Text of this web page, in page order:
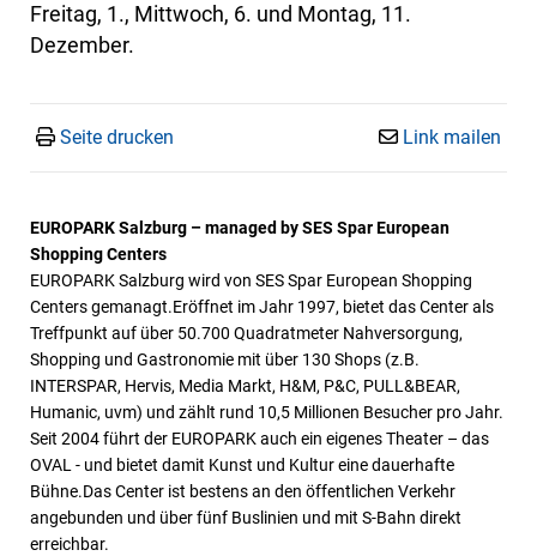
Freitag, 1., Mittwoch, 6. und Montag, 11.
Dezember.
Seite drucken Link mailen
EUROPARK Salzburg – managed by SES Spar European
Shopping Centers
EUROPARK Salzburg wird von SES Spar European Shopping
Centers gemanagt.Eröffnet im Jahr 1997, bietet das Center als
Treffpunkt auf über 50.700 Quadratmeter Nahversorgung,
Shopping und Gastronomie mit über 130 Shops (z.B.
INTERSPAR, Hervis, Media Markt, H&M, P&C, PULL&BEAR,
Humanic, uvm) und zählt rund 10,5 Millionen Besucher pro Jahr.
Seit 2004 führt der EUROPARK auch ein eigenes Theater – das
OVAL - und bietet damit Kunst und Kultur eine dauerhafte
Bühne.Das Center ist bestens an den öffentlichen Verkehr
angebunden und über fünf Buslinien und mit S-Bahn direkt
erreichbar.